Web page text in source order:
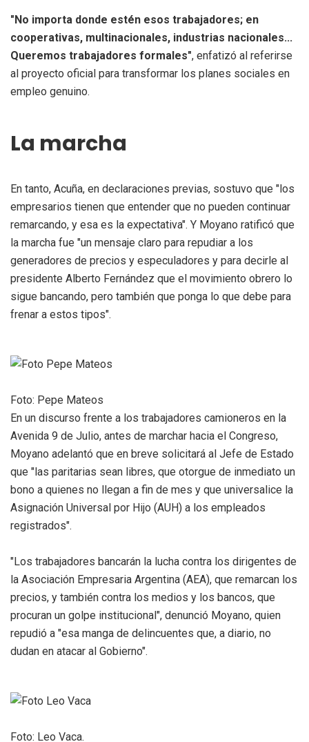
"No importa donde estén esos trabajadores; en
cooperativas, multinacionales, industrias nacionales...
Queremos trabajadores formales", enfatizó al referirse
al proyecto oficial para transformar los planes sociales en
empleo genuino.
La marcha
En tanto, Acuña, en declaraciones previas, sostuvo que "los
empresarios tienen que entender que no pueden continuar
remarcando, y esa es la expectativa". Y Moyano ratificó que
la marcha fue "un mensaje claro para repudiar a los
generadores de precios y especuladores y para decirle al
presidente Alberto Fernández que el movimiento obrero lo
sigue bancando, pero también que ponga lo que debe para
frenar a estos tipos".
Foto: Pepe Mateos
En un discurso frente a los trabajadores camioneros en la
Avenida 9 de Julio, antes de marchar hacia el Congreso,
Moyano adelantó que en breve solicitará al Jefe de Estado
que "las paritarias sean libres, que otorgue de inmediato un
bono a quienes no llegan a fin de mes y que universalice la
Asignación Universal por Hijo (AUH) a los empleados
registrados".
"Los trabajadores bancarán la lucha contra los dirigentes de
la Asociación Empresaria Argentina (AEA), que remarcan los
precios, y también contra los medios y los bancos, que
procuran un golpe institucional", denunció Moyano, quien
repudió a "esa manga de delincuentes que, a diario, no
dudan en atacar al Gobierno".
Foto: Leo Vaca.